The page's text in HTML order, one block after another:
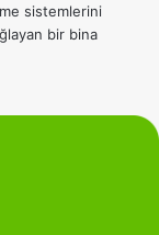
sistemlerini
bir bina